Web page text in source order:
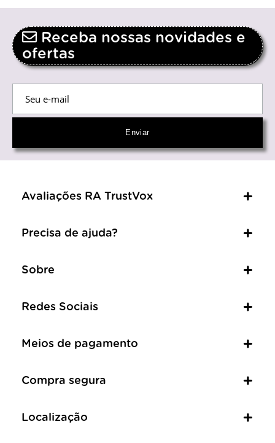
Receba nossas novidades e
ofertas
Avaliações RA TrustVox
Precisa de ajuda?
Sobre
Redes Sociais
Meios de pagamento
Compra segura
Localização